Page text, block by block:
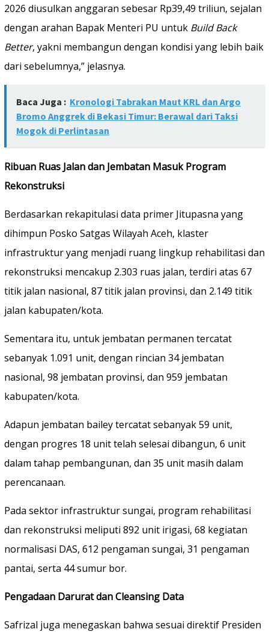
2026 diusulkan anggaran sebesar Rp39,49 triliun, sejalan
dengan arahan Bapak Menteri PU untuk Build Back
Better, yakni membangun dengan kondisi yang lebih baik
dari sebelumnya,” jelasnya.
Baca Juga : Kronologi Tabrakan Maut KRL dan Argo
Bromo Anggrek di Bekasi Timur: Berawal dari Taksi
Mogok di Perlintasan
Ribuan Ruas Jalan dan Jembatan Masuk Program
Rekonstruksi
Berdasarkan rekapitulasi data primer Jitupasna yang
dihimpun Posko Satgas Wilayah Aceh, klaster
infrastruktur yang menjadi ruang lingkup rehabilitasi dan
rekonstruksi mencakup 2.303 ruas jalan, terdiri atas 67
titik jalan nasional, 87 titik jalan provinsi, dan 2.149 titik
jalan kabupaten/kota.
Sementara itu, untuk jembatan permanen tercatat
sebanyak 1.091 unit, dengan rincian 34 jembatan
nasional, 98 jembatan provinsi, dan 959 jembatan
kabupaten/kota.
Adapun jembatan bailey tercatat sebanyak 59 unit,
dengan progres 18 unit telah selesai dibangun, 6 unit
dalam tahap pembangunan, dan 35 unit masih dalam
perencanaan.
Pada sektor infrastruktur sungai, program rehabilitasi
dan rekonstruksi meliputi 892 unit irigasi, 68 kegiatan
normalisasi DAS, 612 pengaman sungai, 31 pengaman
pantai, serta 44 sumur bor.
Pengadaan Darurat dan Cleansing Data
Safrizal juga menegaskan bahwa sesuai direktif Presiden